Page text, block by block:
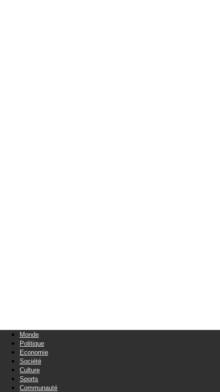
Monde
Politique
Economie
Société
Culture
Sports
Communauté